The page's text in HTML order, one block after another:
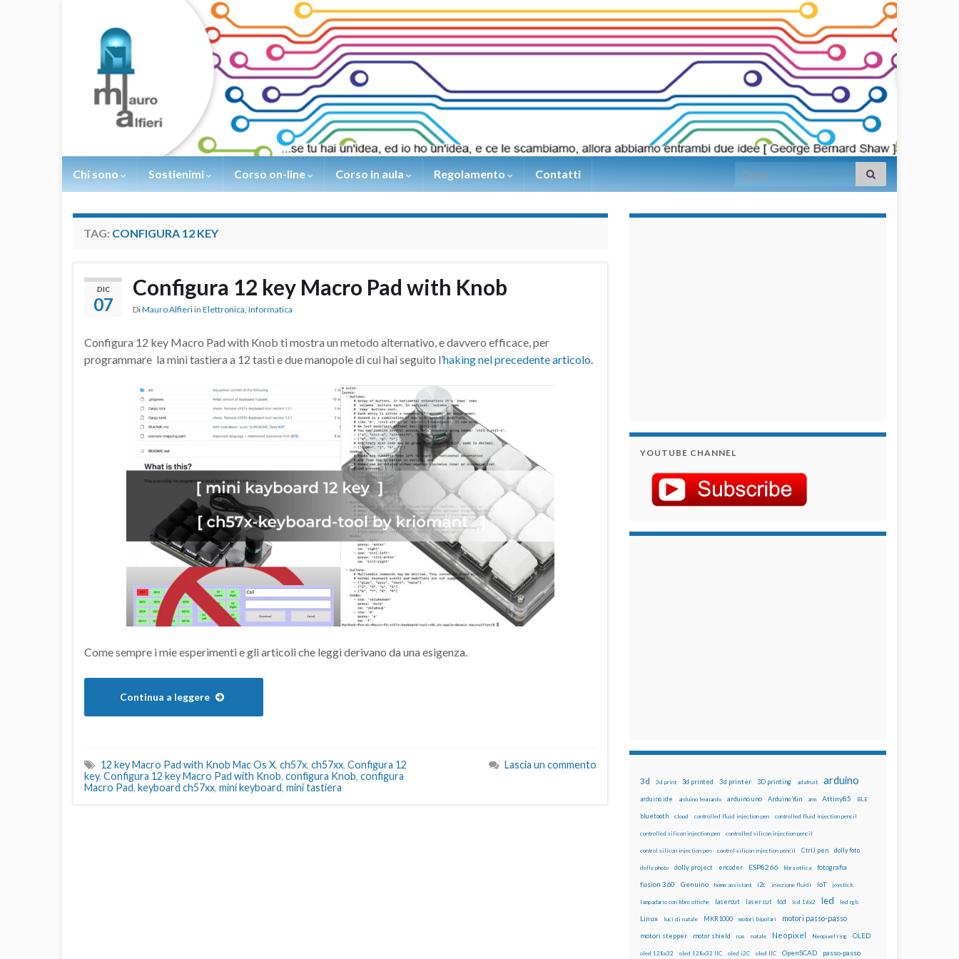
Chi sono Sostienimi Corso on-line Corso in aula Regolamento Contatti Search for:
TAG: CONFIGURA 12 KEY
DIC
07
Configura 12 key Macro Pad with Knob
DiMauro Alfieri in Elettronica, Informatica
Configura 12 key Macro Pad with Knob ti mostra un metodo alternativo, e davvero efficace, per
programmare la mini tastiera a 12 tasti e due manopole di cui hai seguito l’haking nel precedente articolo.
Come sempre i mie esperimenti e gli articoli che leggi derivano da una esigenza.
Continua a leggere
12 key Macro Pad with Knob Mac Os X, ch57x, ch57xx, Configura 12
key, Configura 12 key Macro Pad with Knob, configura Knob, configura
Macro Pad, keyboard ch57xx, mini keyboard, mini tastiera
Lascia un commento
YOUTUBE CHANNEL
3d 3d print 3d printed 3d printer 3D printing adafruit arduino
arduino ide arduino leonardo arduino uno Arduino Yún arm Attiny85 BLE
bluetooth cloud controlled fluid injection pen controlled fluid injection pencil
controlled silicon injection pen controlled silicon injection pencil
control silicon injection pen control silicon injection pencil CtrlJ pen dolly foto
dolly photo dolly project encoder ESP8266 fibra ottica fotografia
fusion 360 Genuino home assistant i2c iniezione fluidi IoT joystick
lampadario con fibre ottiche lasercut laser cut lcd lcd 16x2 led led rgb
Linux luci di natale MKR1000 motori bipolari motori passo-passo
motori stepper motor shield nas natale Neopixel Neopixel ring OLED
oled 128x32 oled 128x32 IIC oled i2C oled IIC OpenSCAD passo-passo